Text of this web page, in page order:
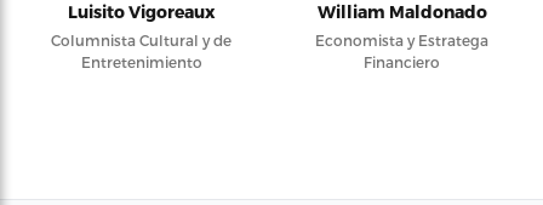
Luisito Vigoreaux
Columnista Cultural y de
Entretenimiento
William Maldonado
Economista y Estratega
Financiero